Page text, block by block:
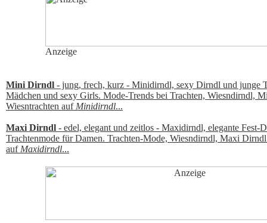
Anzeige
Mini Dirndl - jung, frech, kurz - Minidirndl, sexy Dirndl und junge
Mädchen und sexy Girls. Mode-Trends bei Trachten, Wiesndirndl,
Wiesntrachten auf Minidirndl...
Maxi Dirndl - edel, elegant und zeitlos - Maxidirndl, elegante Fest-
Trachtenmode für Damen. Trachten-Mode, Wiesndirndl, Maxi
auf Maxidirndl...